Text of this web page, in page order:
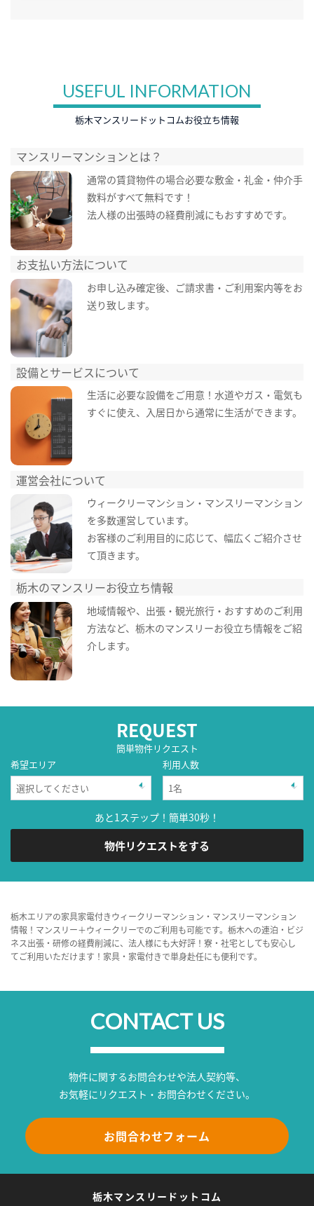
USEFUL INFORMATION
栃木マンスリードットコムお役立ち情報
マンスリーマンションとは？
通常の賃貸物件の場合必要な敷金・礼金・仲介手
数料がすべて無料です！
法人様の出張時の経費削減にもおすすめです。
お支払い方法について
お申し込み確定後、ご請求書・ご利用案内等をお
送り致します。
設備とサービスについて
生活に必要な設備をご用意！水道やガス・電気も
すぐに使え、入居日から通常に生活ができます。
運営会社について
ウィークリーマンション・マンスリーマンション
を多数運営しています。
お客様のご利用目的に応じて、幅広くご紹介させ
て頂きます。
栃木のマンスリーお役立ち情報
地域情報や、出張・観光旅行・おすすめのご利用
方法など、栃木のマンスリーお役立ち情報をご紹
介します。
REQUEST
簡単物件リクエスト
希望エリア
利用人数
あと1ステップ！簡単30秒！
物件リクエストをする
栃木エリアの家具家電付きウィークリーマンション・マンスリーマンション
情報！マンスリー＋ウィークリーでのご利用も可能です。栃木への連泊・ビジ
ネス出張・研修の経費削減に、法人様にも大好評！寮・社宅としても安心し
てご利用いただけます！家具・家電付きで単身赴任にも便利です。
CONTACT US
物件に関するお問合わせや法人契約等、
お気軽にリクエスト・お問合わせください。
お問合わせフォーム
栃木マンスリードットコム